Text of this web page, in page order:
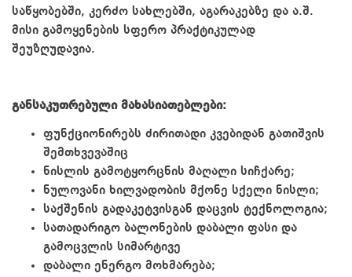
საწყობებში, კერძო სახლებში, აგარაკებზე და ა.შ.
მისი გამოყენების სფერო პრაქტიკულად
შეუზღუდავია.
განსაკუთრებული მახასიათებლები:
ფუნქციონირებს ძირითადი კვებიდან გათიშვის
შემთხვევაშიც
ნისლის გამოტყორცნის მაღალი სიჩქარე;
ნულოვანი ხილვადობის მქონე სქელი ნისლი;
საქშენის გადაკეტვისგან დაცვის ტექნოლოგია;
სათადარიგო ბალონების დაბალი ფასი და
გამოცვლის სიმარტივე
დაბალი ენერგო მოხმარება;